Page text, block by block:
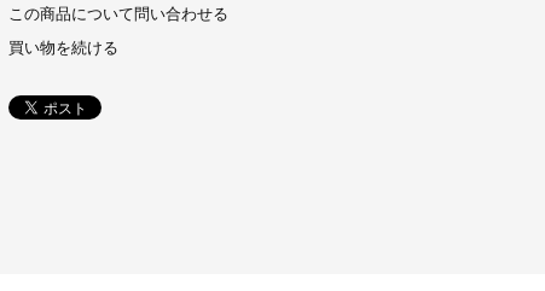
この商品について問い合わせる
買い物を続ける